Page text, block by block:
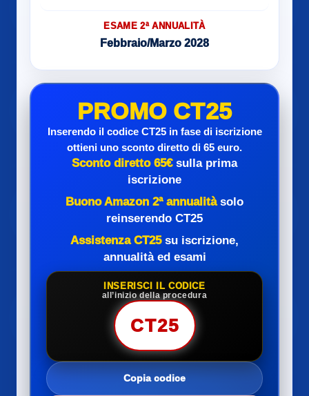
ESAME 2ª ANNUALITÀ
Febbraio/Marzo 2028
PROMO CT25
Inserendo il codice CT25 in fase di iscrizione
ottieni uno sconto diretto di 65 euro.
Sconto diretto 65€sulla prima
iscrizione
Buono Amazon 2ª annualitàsolo
reinserendo CT25
Assistenza CT25su iscrizione,
annualità ed esami
INSERISCI IL CODICE
all’inizio della procedura
CT25
Copia codice